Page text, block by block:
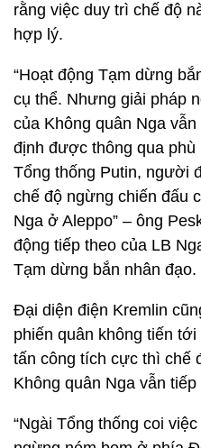
rằng việc duy trì chế độ
hợp lý.
“Hoạt động Tạm dừng
cụ thể. Nhưng giải pháp
của Không quân Nga
định được thông qua
Tổng thống Putin, người
chế độ ngừng chiến đấu
Nga ở Aleppo” – ông
động tiếp theo của LB
Tạm dừng bắn nhân đạo.
Đại diện điện Kremlin
phiến quân không tiến
tấn công tích cực thì chế
Không quân Nga vẫn
“Ngài Tổng thống coi